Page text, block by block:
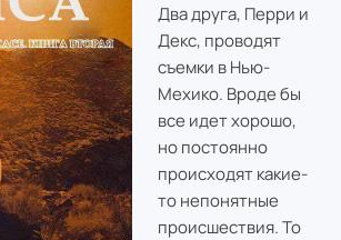
Два друга, Перри и
Декс, проводят
съемки в Нью-
Мехико. Вроде бы
все идет хорошо,
но постоянно
происходят какие-
то непонятные
происшествия. То